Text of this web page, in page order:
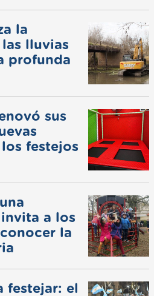
la
lluvias
profunda
sus
festejos
a los
la
festejar: el